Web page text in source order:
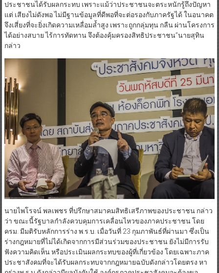
ประชาชนได้รับผลกระทบ เพราะแม้ว่าประชาชนจะตระหนักรู้ถึงปัญหา
แต่ เสียงไม่ดังพอ ไม่มีฐานข้อมูลที่ดีพอที่จะต่อรองกับภาครัฐได้ ในอนาคต
จึงเสี่ยงที่จะยิ่งเกิดความเหลื่อมล้ำสูง เพราะถูกกลุ่มทุน กลืน ผ่านโครงการ
ได้อย่างสบาย ไร้การทัดทาน จึงต้องคุ้มครองสิทธิประชาชน”นายสุทิน
กล่าว
นายไพโรจน์ พลเพชร ที่ปรึกษาสมาคมสิทธิเสรีภาพของประชาชน กล่าว
ว่า ขณะนี้รัฐบาลกำลังควบคุมการเคลื่อนไหวของภาคประชาชน โดย
ครม. มีมติรับหลักการร่าง พ.ร.บ. เมื่อวันที่ 23 กุมภาพันธ์ที่ผ่านมา ซึ่งเป็น
ร่างกฎหมายที่ไม่ได้เกิดจากการมีส่วนร่วมของประชาชน ยังไม่มีการรับ
ฟังความคิดเห็น หรือประเมินผลกระทบของผู้ที่เกี่ยวข้อง โดยเฉพาะภาค
ประชาสังคมที่จะได้รับผลกระทบจากกฎหมายฉบับดังกล่าวโดยตรง หา